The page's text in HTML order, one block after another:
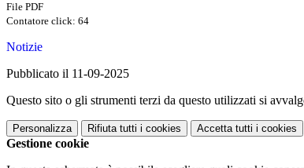
File PDF
Contatore click: 64
Notizie
Pubblicato il 11-09-2025
Questo sito o gli strumenti terzi da questo utilizzati si
Personalizza Rifiuta tutti i cookies Accetta tutti i cookies
Gestione cookie